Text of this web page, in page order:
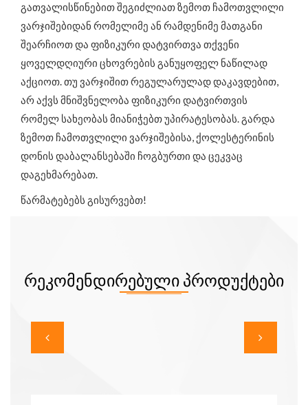
გათვალისწინებით შეგიძლიათ ზემოთ ჩამოთვლილი
ვარჯიშებიდან რომელიმე ან რამდენიმე მათგანი
შეარჩიოთ და ფიზიკური დატვირთვა თქვენი
ყოველდღიური ცხოვრების განუყოფელ ნაწილად
აქციოთ. თუ ვარჯიშით რეგულარულად დაკავდებით,
არ აქვს მნიშვნელობა ფიზიკური დატვირთვის
რომელ სახეობას მიანიჭებთ უპირატესობას. გარდა
ზემოთ ჩამოთვლილი ვარჯიშებისა, ქოლესტერინის
დონის დაბალანსებაში ჩოგბურთი და ცეკვაც
დაგეხმარებათ.
წარმატებებს გისურვებთ!
ᲠᲔᲙᲝᲛᲔᲜᲓᲘᲠᲔᲑᲣᲚᲘ ᲞᲠᲝᲓᲣᲥᲢᲔᲑᲘ